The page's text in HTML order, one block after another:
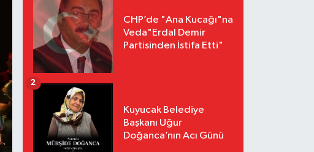
CHP’de "Ana Kucağı"na
Veda"Erdal Demir
Partisinden İstifa Etti"
Kuyucak Belediye
Başkanı Uğur
Doğanca’nın Acı Günü
2